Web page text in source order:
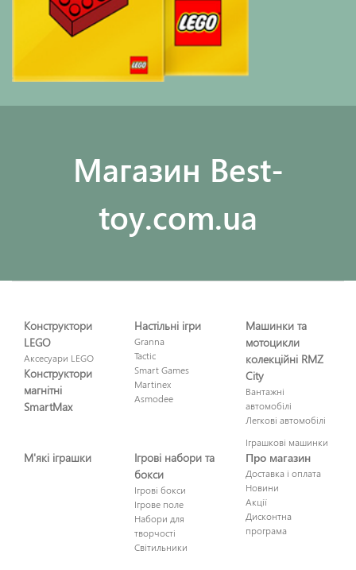
Maгазин Best-
toy.com.ua
Конструктори
LEGO
Аксесуари LEGO
Конструктори
магнітні
SmartMax
Настільні ігри
Granna
Tactic
Smart Games
Martinex
Asmodee
Машинки та
мотоцикли
колекційні RMZ
City
Вантажні
автомобілі
Легкові автомобілі
Іграшкові машинки
М'які іграшки
Ігрові набори та
бокси
Ігрові бокси
Ігрове поле
Набори для
творчості
Світильники
Про магазин
Доставка і оплата
Новини
Акції
Дисконтна
програма